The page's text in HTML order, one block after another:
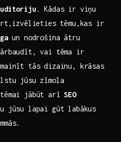
. Kādas ir viņu
tēmu,kas ir
un nodrošina ātru
vai tēma ir
tās dizainu, krāsas
jūsu zīmola
jābūt arīSEO
jūsu lapai gūt labākus